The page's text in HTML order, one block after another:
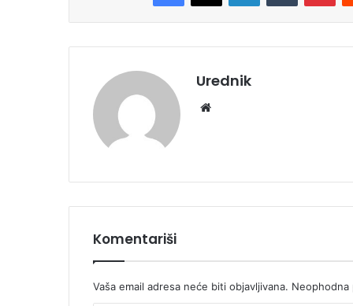
Urednik
Komentariši
Vaša email adresa neće biti objavljivana. Neophodna